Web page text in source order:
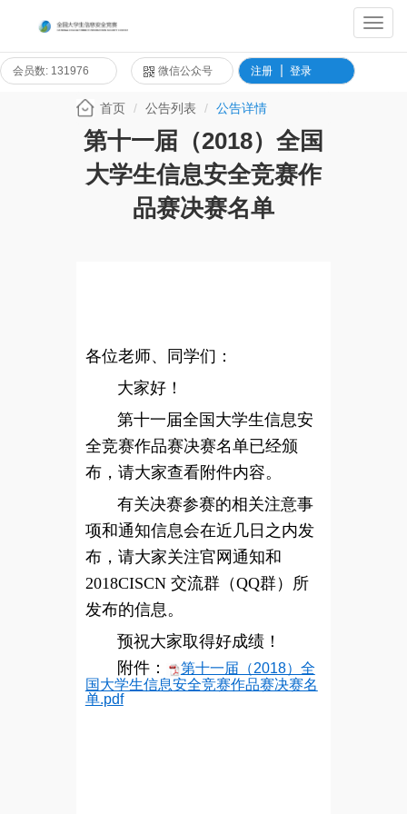
会员数: 131976 微信公众号 注册 登录
首页 公告列表 公告详情
第十一届（2018）全国
大学生信息安全竞赛作
品赛决赛名单
各位老师、同学们：
大家好！
第十一届全国大学生信息安
全竞赛作品赛决赛名单已经颁
布，请大家查看附件内容。
有关决赛参赛的相关注意事
项和通知信息会在近几日之内发
布，请大家关注官网通知和
2018CISCN 交流群（QQ群）所
发布的信息。
预祝大家取得好成绩！
附件：
第十一届（2018）全
国大学生信息安全竞赛作品赛决赛名
单.pdf